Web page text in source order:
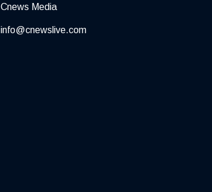
Cnews Media
info@cnewslive.com